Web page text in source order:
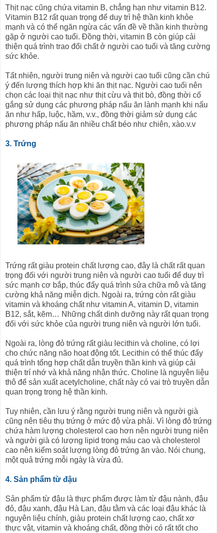
Thịt nạc cũng chứa vitamin B, chẳng hạn như vitamin B12.
Vitamin B12 rất quan trọng để duy trì hệ thần kinh khỏe
mạnh và có thể ngăn ngừa các vấn đề về thần kinh thường
gặp ở người cao tuổi. Đồng thời, vitamin B còn giúp cải
thiện quá trình trao đổi chất ở người cao tuổi và tăng cường
sức khỏe.
Tất nhiên, người trung niên và người cao tuổi cũng cần chú
ý đến lượng thích hợp khi ăn thịt nạc. Người cao tuổi nên
chọn các loại thịt nạc như thịt cừu và thịt bò, đồng thời cố
gắng sử dụng các phương pháp nấu ăn lành mạnh khi nấu
ăn như hấp, luộc, hầm, v.v., đồng thời giảm sử dụng các
phương pháp nấu ăn nhiều chất béo như chiên, xào.v.v
3. Trứng
Trứng rất giàu protein chất lượng cao, đây là chất rất quan
trọng đối với người trung niên và người cao tuổi để duy trì
sức mạnh cơ bắp, thúc đẩy quá trình sửa chữa mô và tăng
cường khả năng miễn dịch. Ngoài ra, trứng còn rất giàu
vitamin và khoáng chất như vitamin A, vitamin D, vitamin
B12, sắt, kẽm… Những chất dinh dưỡng này rất quan trọng
đối với sức khỏe của người trung niên và người lớn tuổi.
Ngoài ra, lòng đỏ trứng rất giàu lecithin và choline, có lợi
cho chức năng não hoạt động tốt. Lecithin có thể thúc đẩy
quá trình tổng hợp chất dẫn truyền thần kinh và giúp cải
thiện trí nhớ và khả năng nhận thức. Choline là nguyên liệu
thô để sản xuất acetylcholine, chất này có vai trò truyền dẫn
quan trọng trong hệ thần kinh.
Tuy nhiên, cần lưu ý rằng người trung niên và người già
cũng nên tiêu thụ trứng ở mức độ vừa phải. Vì lòng đỏ trứng
chứa hàm lượng cholesterol cao hơn nên người trung niên
và người già có lượng lipid trong máu cao và cholesterol
cao nên kiểm soát lượng lòng đỏ trứng ăn vào. Nói chung,
một quả trứng mỗi ngày là vừa đủ.
4. Sản phẩm từ đậu
Sản phẩm từ đậu là thực phẩm được làm từ đậu nành, đậu
đỏ, đậu xanh, đậu Hà Lan, đậu tằm và các loại đậu khác là
nguyên liệu chính, giàu protein chất lượng cao, chất xơ
thực vật, vitamin và khoáng chất, đồng thời có rất tốt cho